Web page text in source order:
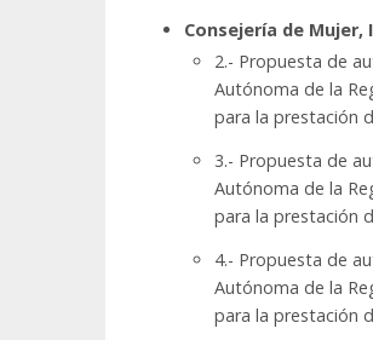
Consejería de Mujer,
2.- Propuesta de
Autónoma de la
para la prestación
3.- Propuesta de
Autónoma de la
para la prestación
4.- Propuesta de
Autónoma de la
para la prestación